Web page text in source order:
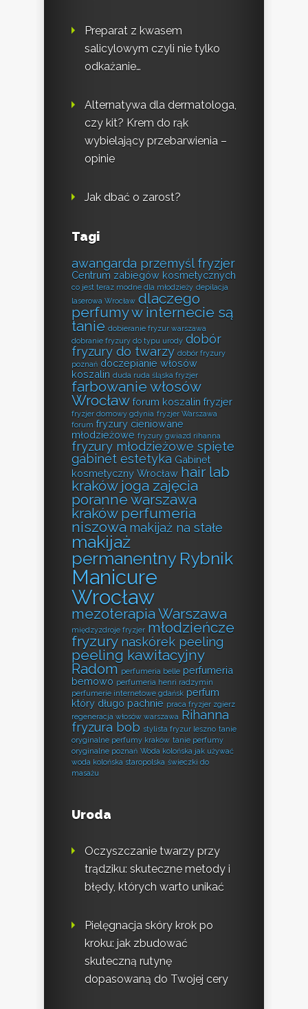
Preparat z kwasem
salicylowym czyli nie tylko
odkażanie…
Alternatywa dla dermatologa,
czy kit? Krem do rąk
wybielający przebarwienia –
opinie
Jak dbać o zarost?
Tagi
awangarda przemyśl fryzjer
Centrum zabiegów kosmetycznych
co jest teraz modne dla młodzieży depilacja
laserowa Wrocław dlaczego
perfumy w internecie są
tanie dobieranie fryzur warszawa
dobranie fryzury do typu urody dobór
fryzury do twarzy dobór fryzury
poznań doczepianie włosów
koszalin duda ruda śląska fryzjer
farbowanie włosów
Wrocław forum koszalin fryzjer
fryzjer domowy gdynia fryzjer Warszawa
forum fryzury cieniowane
młodzieżowe fryzury gwiazd rihanna
fryzury młodzieżowe spięte
gabinet estetyka Gabinet
kosmetyczny Wrocław hair lab
kraków joga zajęcia
poranne warszawa
kraków perfumeria
niszowa makijaż na stałe
makijaż
permanentny Rybnik
Manicure
Wrocław
mezoterapia Warszawa
międzyzdroje fryzjer młodzieńcze
fryzury naskórek peeling
peeling kawitacyjny
Radom perfumeria belle perfumeria
bemowo perfumeria henri radzymin
perfumerie internetowe gdańsk perfum
który długo pachnie praca fryzjer zgierz
regeneracja włosów warszawa Rihanna
fryzura bob stylista fryzur leszno tanie
oryginalne perfumy kraków tanie perfumy
oryginalne poznań Woda kolońska jak używać
woda kolońska staropolska świeczki do
masażu
Uroda
Oczyszczanie twarzy przy
trądziku: skuteczne metody i
błędy, których warto unikać
Pielęgnacja skóry krok po
kroku: jak zbudować
skuteczną rutynę
dopasowaną do Twojej cery